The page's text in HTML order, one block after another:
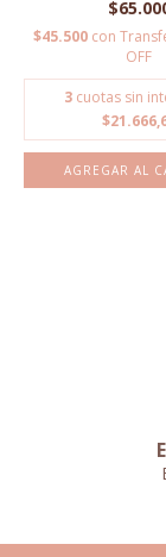
$45.500 con
OFF
3 cuotas sin
AGREGAR AL